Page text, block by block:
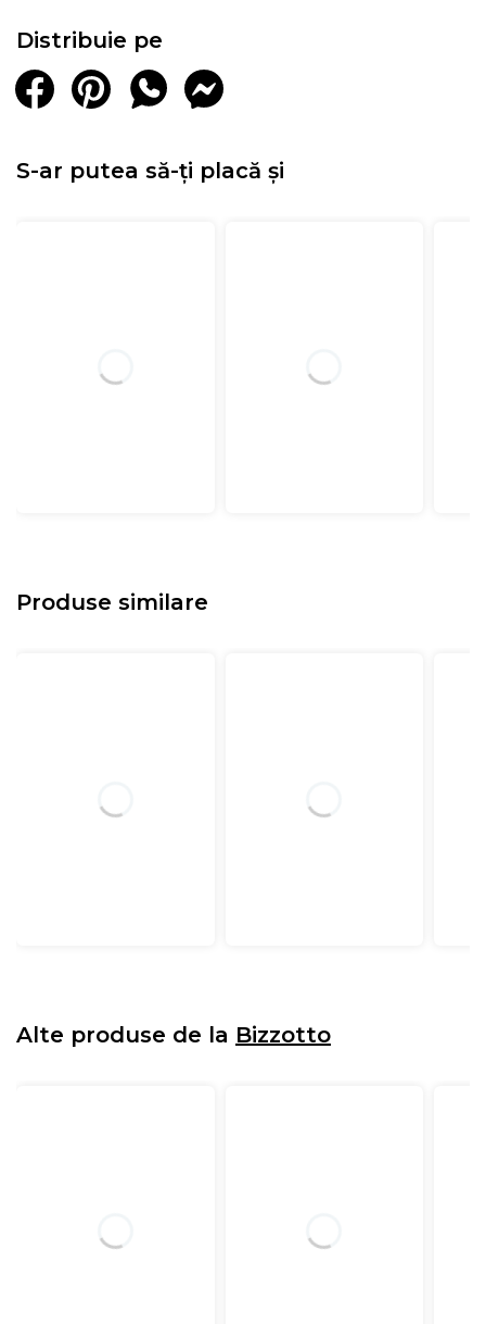
Distribuie pe
S-ar putea să-ți placă și
Produse similare
Alte produse de la Bizzotto